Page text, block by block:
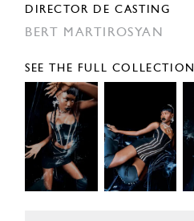
DIRECTOR DE CASTING
BERT MARTIROSYAN
SEE THE FULL COLLECTION